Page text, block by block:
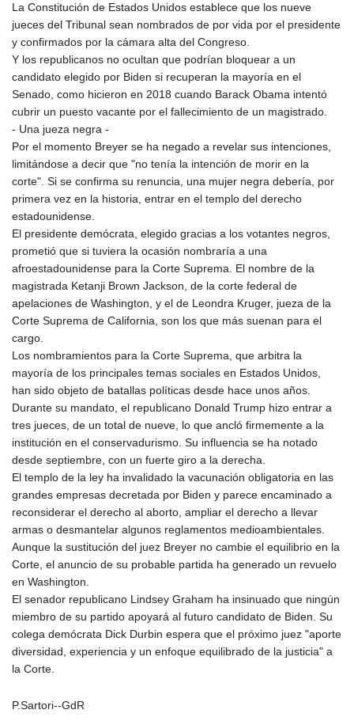
La Constitución de Estados Unidos establece que los nueve
jueces del Tribunal sean nombrados de por vida por el presidente
y confirmados por la cámara alta del Congreso.
Y los republicanos no ocultan que podrían bloquear a un
candidato elegido por Biden si recuperan la mayoría en el
Senado, como hicieron en 2018 cuando Barack Obama intentó
cubrir un puesto vacante por el fallecimiento de un magistrado.
- Una jueza negra -
Por el momento Breyer se ha negado a revelar sus intenciones,
limitándose a decir que "no tenía la intención de morir en la
corte". Si se confirma su renuncia, una mujer negra debería, por
primera vez en la historia, entrar en el templo del derecho
estadounidense.
El presidente demócrata, elegido gracias a los votantes negros,
prometió que si tuviera la ocasión nombraría a una
afroestadounidense para la Corte Suprema. El nombre de la
magistrada Ketanji Brown Jackson, de la corte federal de
apelaciones de Washington, y el de Leondra Kruger, jueza de la
Corte Suprema de California, son los que más suenan para el
cargo.
Los nombramientos para la Corte Suprema, que arbitra la
mayoría de los principales temas sociales en Estados Unidos,
han sido objeto de batallas políticas desde hace unos años.
Durante su mandato, el republicano Donald Trump hizo entrar a
tres jueces, de un total de nueve, lo que ancló firmemente a la
institución en el conservadurismo. Su influencia se ha notado
desde septiembre, con un fuerte giro a la derecha.
El templo de la ley ha invalidado la vacunación obligatoria en las
grandes empresas decretada por Biden y parece encaminado a
reconsiderar el derecho al aborto, ampliar el derecho a llevar
armas o desmantelar algunos reglamentos medioambientales.
Aunque la sustitución del juez Breyer no cambie el equilibrio en la
Corte, el anuncio de su probable partida ha generado un revuelo
en Washington.
El senador republicano Lindsey Graham ha insinuado que ningún
miembro de su partido apoyará al futuro candidato de Biden. Su
colega demócrata Dick Durbin espera que el próximo juez "aporte
diversidad, experiencia y un enfoque equilibrado de la justicia" a
la Corte.
P.Sartori--GdR